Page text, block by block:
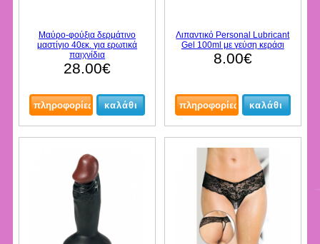
Μαύρο-φούξια δερμάτινο
μαστίγιο 40εκ. για ερωτικά
παιχνίδια
28.00€
Λιπαντικό Personal Lubricant
Gel 100ml με γεύση κεράσι
8.00€